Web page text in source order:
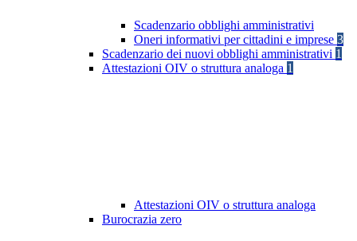
Scadenzario obblighi amministrativi
Oneri informativi per cittadini e imprese 3
Scadenzario dei nuovi obblighi amministrativi 1
Attestazioni OIV o struttura analoga 1
Attestazioni OIV o struttura analoga
Burocrazia zero